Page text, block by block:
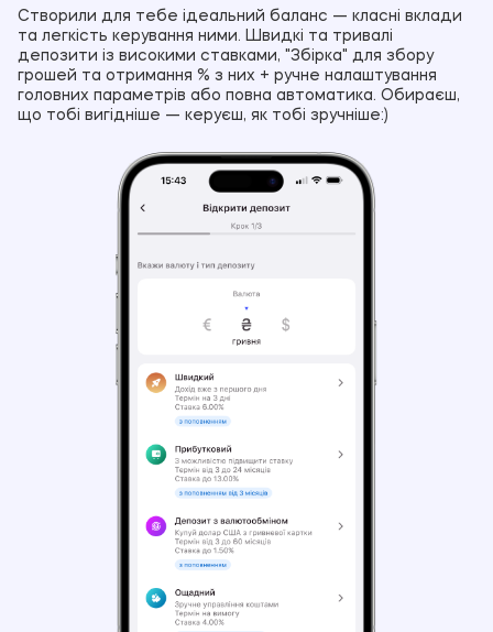
Створили для тебе ідеальний баланс — класні вклади
та легкість керування ними. Швидкі та тривалі
депозити із високими ставками, "Збірка" для збору
грошей та отримання % з них + ручне налаштування
головних параметрів або повна автоматика. Обираєш,
що тобі вигідніше — керуєш, як тобі зручніше:)